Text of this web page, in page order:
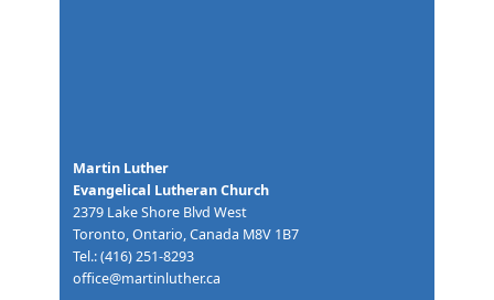
Martin Luther
Evangelical Lutheran Church
2379 Lake Shore Blvd West
Toronto, Ontario, Canada M8V 1B7
Tel.: (416) 251-8293
office@martinluther.ca